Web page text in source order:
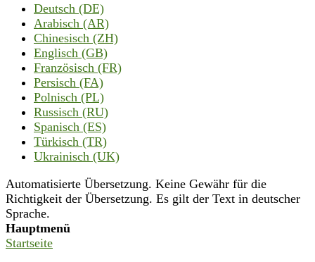
Deutsch (DE)
Arabisch (AR)
Chinesisch (ZH)
Englisch (GB)
Französisch (FR)
Persisch (FA)
Polnisch (PL)
Russisch (RU)
Spanisch (ES)
Türkisch (TR)
Ukrainisch (UK)
Automatisierte Übersetzung. Keine Gewähr für die
Richtigkeit der Übersetzung. Es gilt der Text in deutscher
Sprache.
Hauptmenü
Startseite